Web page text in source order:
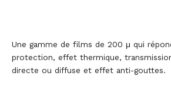
Une gamme de films de 200 μ qui
protection, effet thermique,
directe ou diffuse et effet anti-gouttes.